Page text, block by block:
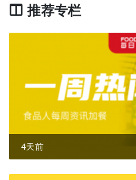
推荐专栏
4天前